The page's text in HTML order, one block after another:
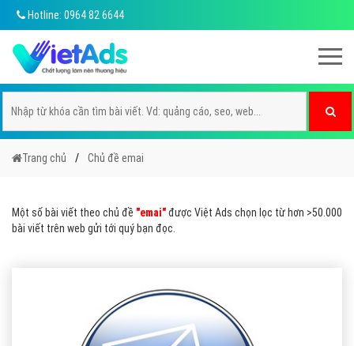
Hotline: 0964 82 6644
Trang chủ Chủ đề emai
Một số bài viết theo chủ đề "emai"được Việt Ads chọn lọc từ hơn >50.000
bài viết trên web gửi tới quý bạn đọc.